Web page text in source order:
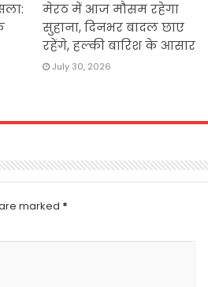
मेरठ में आज मौसम रहेगा
सुहाना, दिनभर बादल छाए
रहेंगे, हल्की बारिश के आसार
July 30, 2026
marked *